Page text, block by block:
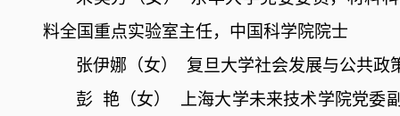
料全国重点实验室主任，中国科学院院士
张伊娜（女）
复旦大学社会发展与公共政
彭
艳（女）
上海大学未来技术学院党委